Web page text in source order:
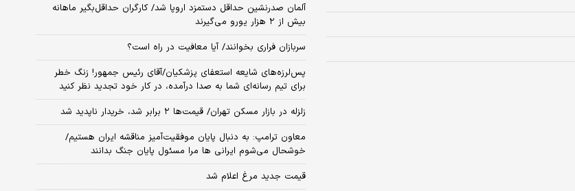
آلمان صدرنشین حداقل دستمزد اروپا شد/ کارگران حداقل‌بگیر ماهانه
بیش از ۲ هزار یورو می‌گیرند
سربازان فراری بخوانند/ آیا معافیت در راه است؟
پس‌لرزه‌های شایعه استعفای پزشکیان/آقای رئیس جمهور! زنگ خطر
برای تیم رسانه‌ای شما به صدا درآمده، در کار خود تجدید نظر کنید
زلزله در بازار مسکن تهران/ قیمت‌ها ۲ برابر شد، خریدار ناپدید شد
معاون ترامپ: به دنبال پایان موفقیت‌آمیز مناقشه ایران هستیم/
خوشحال می‌شوم ایرانی ها مرا مسئول پایان جنگ بدانند
قیمت جدید مرغ اعلام شد